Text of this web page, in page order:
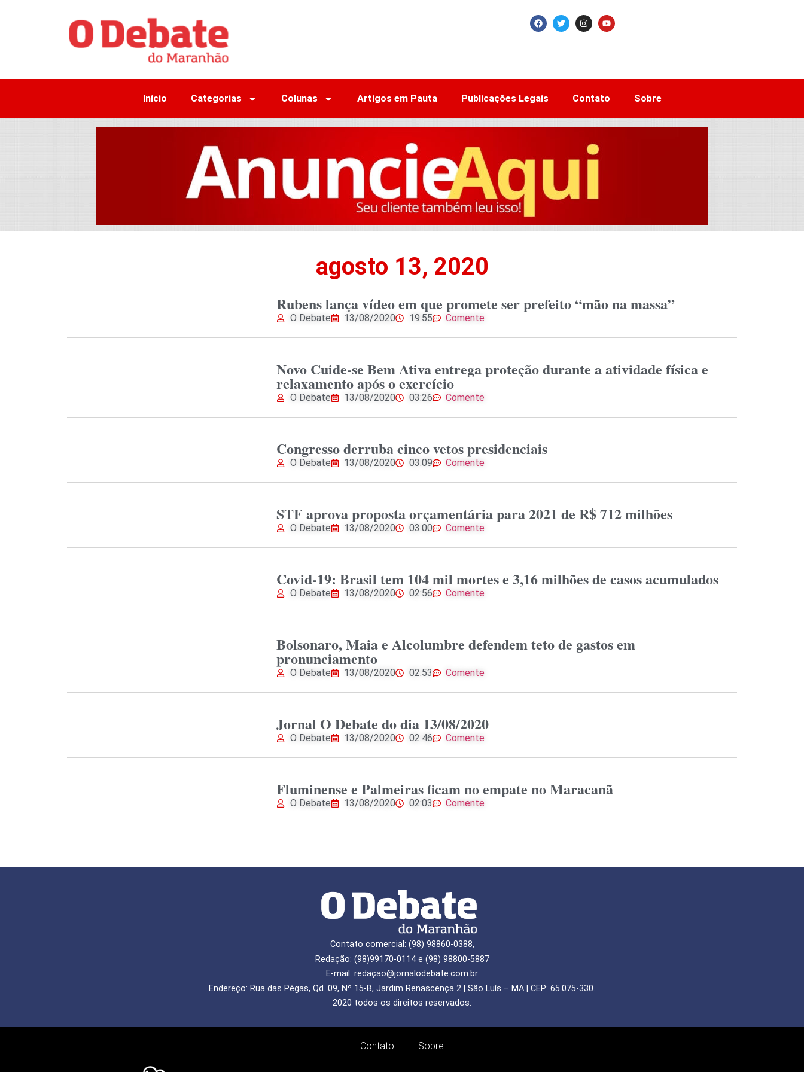
Início Categorias Colunas Artigos em Pauta Publicações Legais Contato Sobre
agosto 13, 2020
Rubens lança vídeo em que promete ser prefeito “mão na massa”
O Debate 13/08/2020 19:55 Comente
Novo Cuide-se Bem Ativa entrega proteção durante a atividade física e
relaxamento após o exercício
O Debate 13/08/2020 03:26 Comente
Congresso derruba cinco vetos presidenciais
O Debate 13/08/2020 03:09 Comente
STF aprova proposta orçamentária para 2021 de R$ 712 milhões
O Debate 13/08/2020 03:00 Comente
Covid-19: Brasil tem 104 mil mortes e 3,16 milhões de casos acumulados
O Debate 13/08/2020 02:56 Comente
Bolsonaro, Maia e Alcolumbre defendem teto de gastos em
pronunciamento
O Debate 13/08/2020 02:53 Comente
Jornal O Debate do dia 13/08/2020
O Debate 13/08/2020 02:46 Comente
Fluminense e Palmeiras ficam no empate no Maracanã
O Debate 13/08/2020 02:03 Comente
Contato comercial: (98) 98860-0388,
Redação: (98)99170-0114 e (98) 98800-5887
E-mail: redaçao@jornalodebate.com.br
Endereço: Rua das Pêgas, Qd. 09, Nº 15-B, Jardim Renascença 2 | São Luís – MA | CEP: 65.075-330.
2020 todos os direitos reservados.
Contato Sobre